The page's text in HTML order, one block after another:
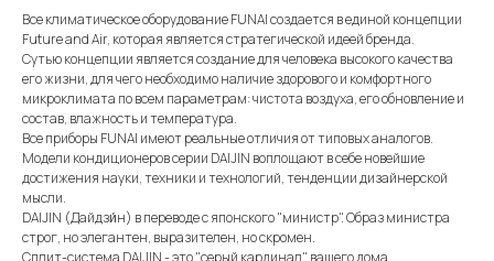
Все климатическое оборудование FUNAI создается в единой концепции
Future and Air, которая является стратегической идеей бренда.
Сутью концепции является создание для человека высокого качества
его жизни, для чего необходимо наличие здорового и комфортного
микроклимата по всем параметрам: чистота воздуха, его обновление и
состав, влажность и температура.
Все приборы FUNAI имеют реальные отличия от типовых аналогов.
Модели кондиционеров серии DAIJIN воплощают в себе новейшие
достижения науки, техники и технологий, тенденции дизайнерской
мысли.
DAIJIN (Дайдзи́н) в переводе с японского "министр". Образ министра
строг, но элегантен, выразителен, но скромен.